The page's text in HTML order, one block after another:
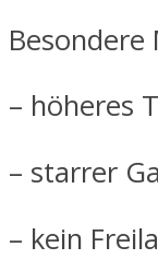
Besondere
– höheres
– starrer
– kein